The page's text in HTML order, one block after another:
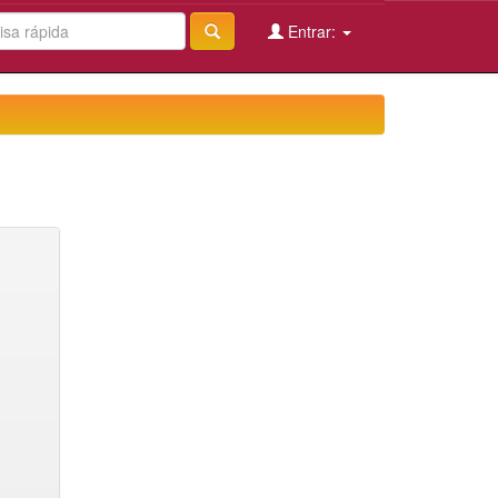
Entrar: